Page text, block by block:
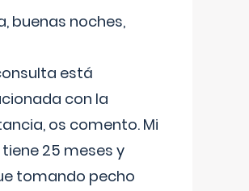
buenas noches,
está
con la
os comento. Mi
tiene 25 meses y
tomando pecho